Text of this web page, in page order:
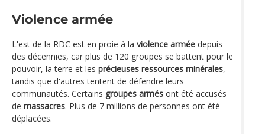
Violence armée
L'est de la RDC est en proie à la violence armée depuis
des décennies, car plus de 120 groupes se battent pour le
pouvoir, la terre et les précieuses ressources minérales,
tandis que d'autres tentent de défendre leurs
communautés. Certains groupes armés ont été accusés
de massacres. Plus de 7 millions de personnes ont été
déplacées.